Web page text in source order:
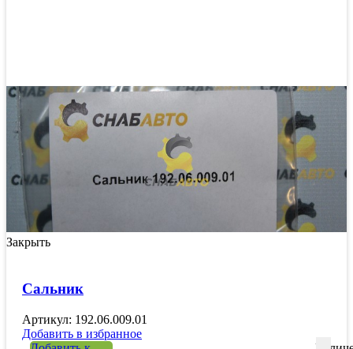
Закрыть
Сальник
Артикул: 192.06.009.01
Добавить в избранное